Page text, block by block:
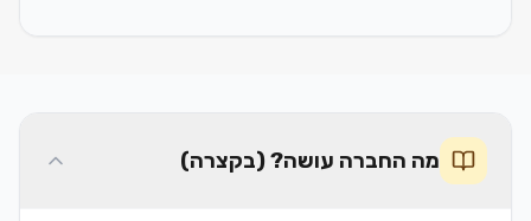
מה החברה עושה? (בקצרה)